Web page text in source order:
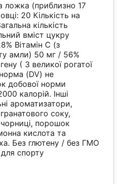
ложка (приблизно 17
20 Кількість на
кількість
вміст цукру
Вітамін С (з
амли) 50 мг / 56%
( З великої рогатої
(DV) не
добової норми
калорій. Інші
ароматизатори,
соку,
порошок
кислота та
Без глютену / без ГМО
спорту